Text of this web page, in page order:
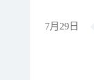
7月29日